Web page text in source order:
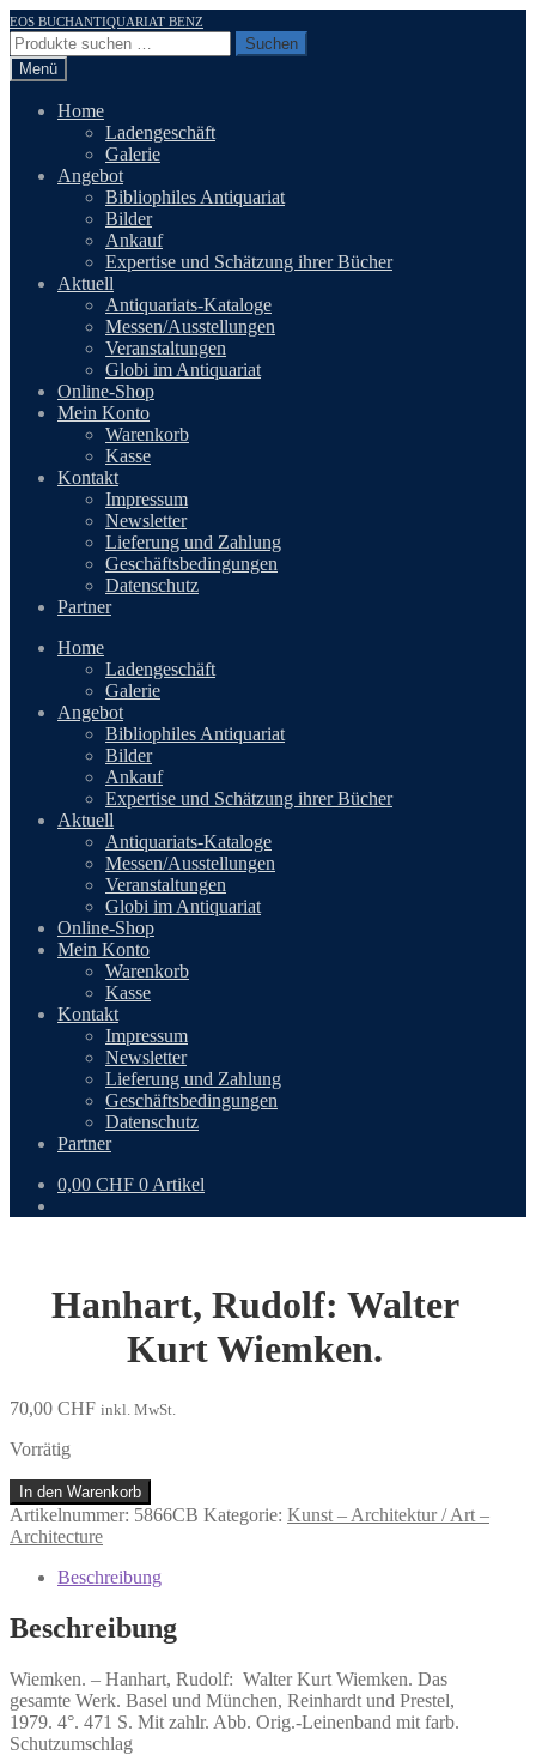
Zur
Navigation
springen
Zum
Inhalt
springen
EOS BUCHANTIQUARIAT BENZ
Suchen
nach:
Suchen
Menü
Home
Ladengeschäft
Galerie
Angebot
Bibliophiles Antiquariat
Bilder
Ankauf
Expertise und Schätzung ihrer Bücher
Aktuell
Antiquariats-Kataloge
Messen/Ausstellungen
Veranstaltungen
Globi im Antiquariat
Online-Shop
Mein Konto
Warenkorb
Kasse
Kontakt
Impressum
Newsletter
Lieferung und Zahlung
Geschäftsbedingungen
Datenschutz
Partner
Home
Ladengeschäft
Galerie
Angebot
Bibliophiles Antiquariat
Bilder
Ankauf
Expertise und Schätzung ihrer Bücher
Aktuell
Antiquariats-Kataloge
Messen/Ausstellungen
Veranstaltungen
Globi im Antiquariat
Online-Shop
Mein Konto
Warenkorb
Kasse
Kontakt
Impressum
Newsletter
Lieferung und Zahlung
Geschäftsbedingungen
Datenschutz
Partner
0,00 CHF 0 Artikel
Hanhart, Rudolf: Walter
Kurt Wiemken.
70,00 CHF inkl. MwSt.
Vorrätig
Hanhart,
Rudolf:
Walter
Wiemken.
In den Warenkorb
Artikelnummer: 5866CB Kategorie: Kunst – Architektur / Art –
Architecture
Beschreibung
Beschreibung
Wiemken. – Hanhart, Rudolf: Walter Kurt Wiemken. Das
gesamte Werk. Basel und München, Reinhardt und Prestel,
1979. 4°. 471 S. Mit zahlr. Abb. Orig.-Leinenband mit farb.
Schutzumschlag